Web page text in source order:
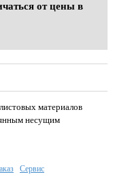
от цены в
материалов
несущим
Сервис